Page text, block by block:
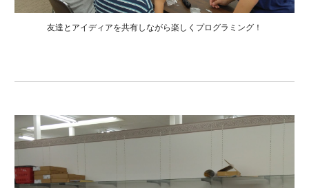
友達とアイディアを共有しながら楽しくプログラミング！